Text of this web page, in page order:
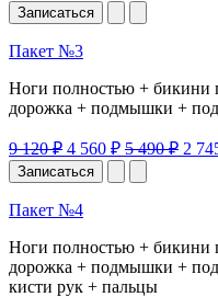
Записаться
Пакет №3
Ноги полностью + бикини
дорожка + подмышки +
9 120 ₽ 4 560 ₽ 5 490 ₽ 2
Записаться
Пакет №4
Ноги полностью + бикини
дорожка + подмышки +
кисти рук + пальцы